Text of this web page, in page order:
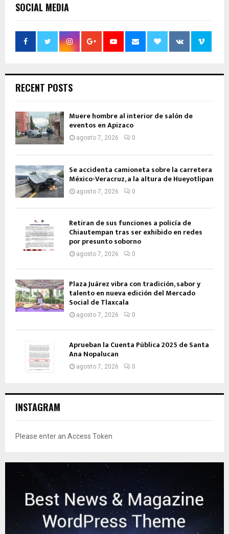
SOCIAL MEDIA
RECENT POSTS
Muere hombre al interior de salón de
eventos en Apizaco
agosto 7, 2026 0
Se accidenta camioneta sobre la carretera
México-Veracruz, a la altura de Hueyotlipan
agosto 7, 2026 0
Retiran de sus funciones a policía de
Chiautempan tras ser exhibido en redes
por presunto soborno
agosto 7, 2026 0
Plaza Juárez vibra con tradición, sabor y
talento en nueva edición del Mercado
Social de Tlaxcala
agosto 7, 2026 0
Aprueban la Cuenta Pública 2025 de Santa
Ana Nopalucan
agosto 7, 2026 0
INSTAGRAM
Please enter an Access Token